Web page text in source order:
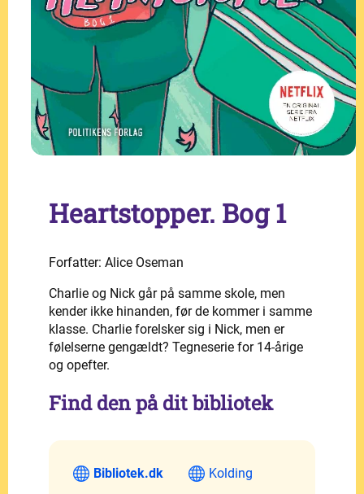
Heartstopper. Bog 1
Forfatter: Alice Oseman
Charlie og Nick går på samme skole, men
kender ikke hinanden, før de kommer i samme
klasse. Charlie forelsker sig i Nick, men er
følelserne gengældt? Tegneserie for 14-årige
og opefter.
Find den på dit bibliotek
Bibliotek.dk
Kolding